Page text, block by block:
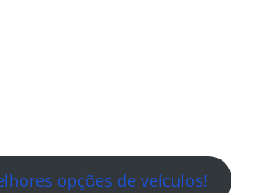
opções de veículos!